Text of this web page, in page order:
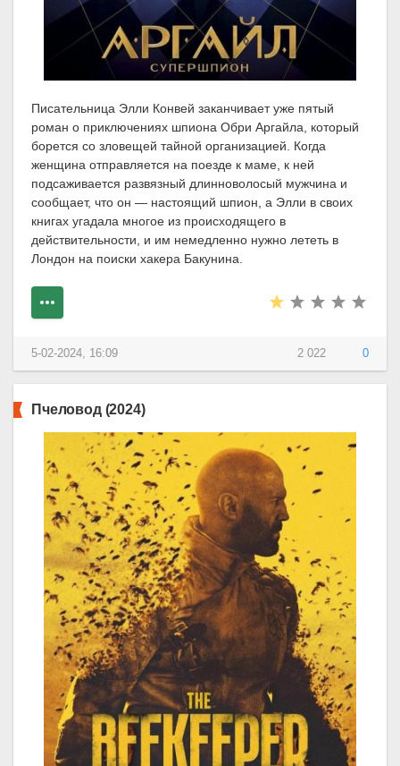
Писательница Элли Конвей заканчивает уже пятый
роман о приключениях шпиона Обри Аргайла, который
борется со зловещей тайной организацией. Когда
женщина отправляется на поезде к маме, к ней
подсаживается развязный длинноволосый мужчина и
сообщает, что он — настоящий шпион, а Элли в своих
книгах угадала многое из происходящего в
действительности, и им немедленно нужно лететь в
Лондон на поиски хакера Бакунина.
2 022 0
5-02-2024, 16:09
Пчеловод (2024)